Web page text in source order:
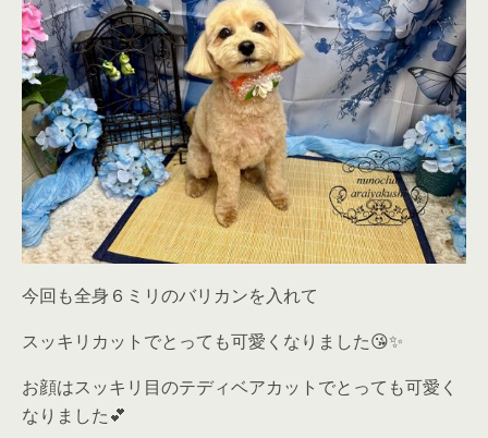
今回も全身６ミリのバリカンを入れて
スッキリカットでとっても可愛くなりました😘✨
お顔はスッキリ目のテディベアカットでとっても可愛く
なりました💕